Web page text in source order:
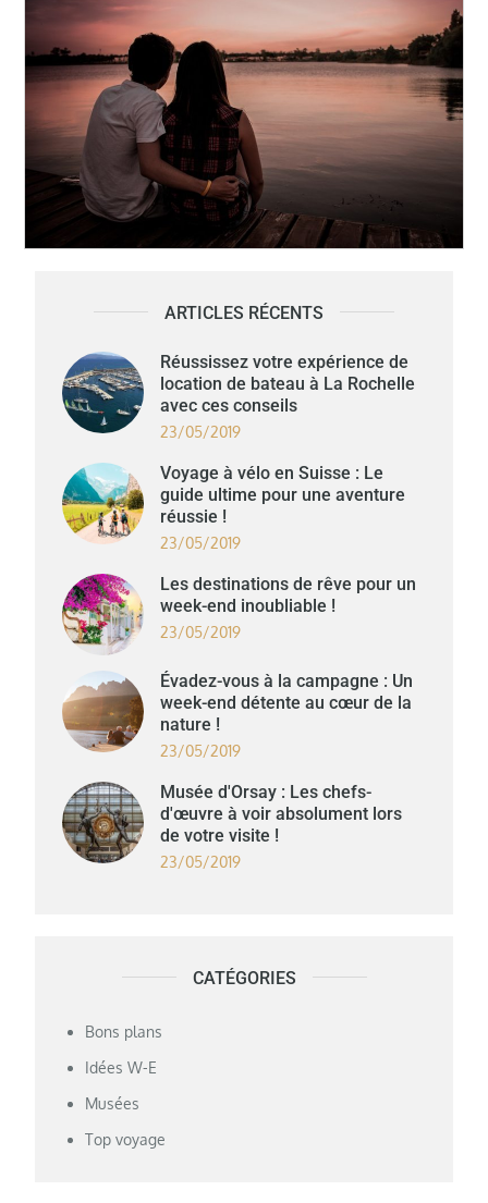
ARTICLES RÉCENTS
Réussissez votre expérience de
location de bateau à La Rochelle
avec ces conseils
23/05/2019
Voyage à vélo en Suisse : Le
guide ultime pour une aventure
réussie !
23/05/2019
Les destinations de rêve pour un
week-end inoubliable !
23/05/2019
Évadez-vous à la campagne : Un
week-end détente au cœur de la
nature !
23/05/2019
Musée d'Orsay : Les chefs-
d'œuvre à voir absolument lors
de votre visite !
23/05/2019
CATÉGORIES
Bons plans
Idées W-E
Musées
Top voyage